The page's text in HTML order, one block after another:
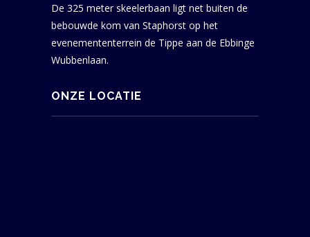
De 325 meter skeelerbaan ligt net buiten de
bebouwde kom van Staphorst op het
evenemententerrein de Tippe aan de Ebbinge
Wubbenlaan.
ONZE LOCATIE